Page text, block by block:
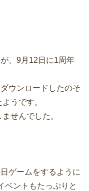
、9月12日に1周年
ウンロードしたのそ
うです。
せんでした。
ゲームをするように
ベントもたっぷりと